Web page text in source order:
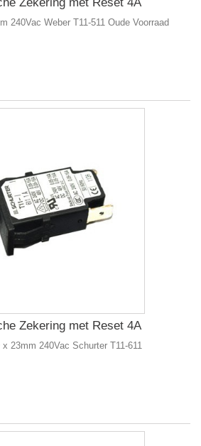
240Vac Weber T11-511 Oude Voorraad
Zekering met Reset 4A
23mm 240Vac Schurter T11-611